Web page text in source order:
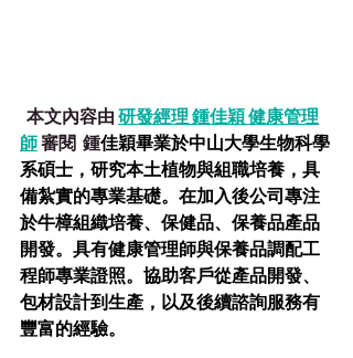
本文內容由 研發經理 鍾佳穎 健康管理
師 審閱 鍾佳穎畢業於中山大學生物科學
系碩士，研究本土植物與組職培養，具
備紮實的專業基礎。在加入後公司專注
於牛樟組織培養、保健品、保養品產品
開發。具有健康管理師與保養品調配工
程師專業證照。協助客戶從產品開發、
包材設計到生產，以及後續諮詢服務有
豐富的經驗。